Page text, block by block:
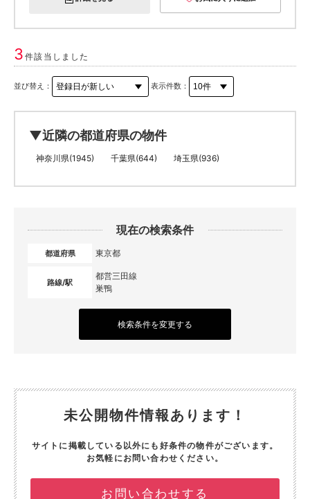
3件該当しました
並び替え： 表示件数：
▼近隣の都道府県の物件
神奈川県(1945) 千葉県(644) 埼玉県(936)
現在の検索条件
都道府県 東京都
路線/駅
都営三田線
巣鴨
検索条件を変更する
未公開物件情報あります！
サイトに掲載している以外にも好条件の物件がございます。
お気軽にお問い合わせください。
お問い合わせする